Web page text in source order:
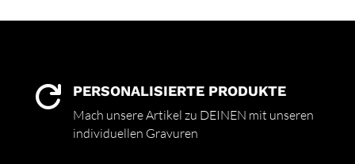
 PERSONALISIERTE PRODUKTE
Mach unsere Artikel zu DEINEN mit unseren
individuellen Gravuren